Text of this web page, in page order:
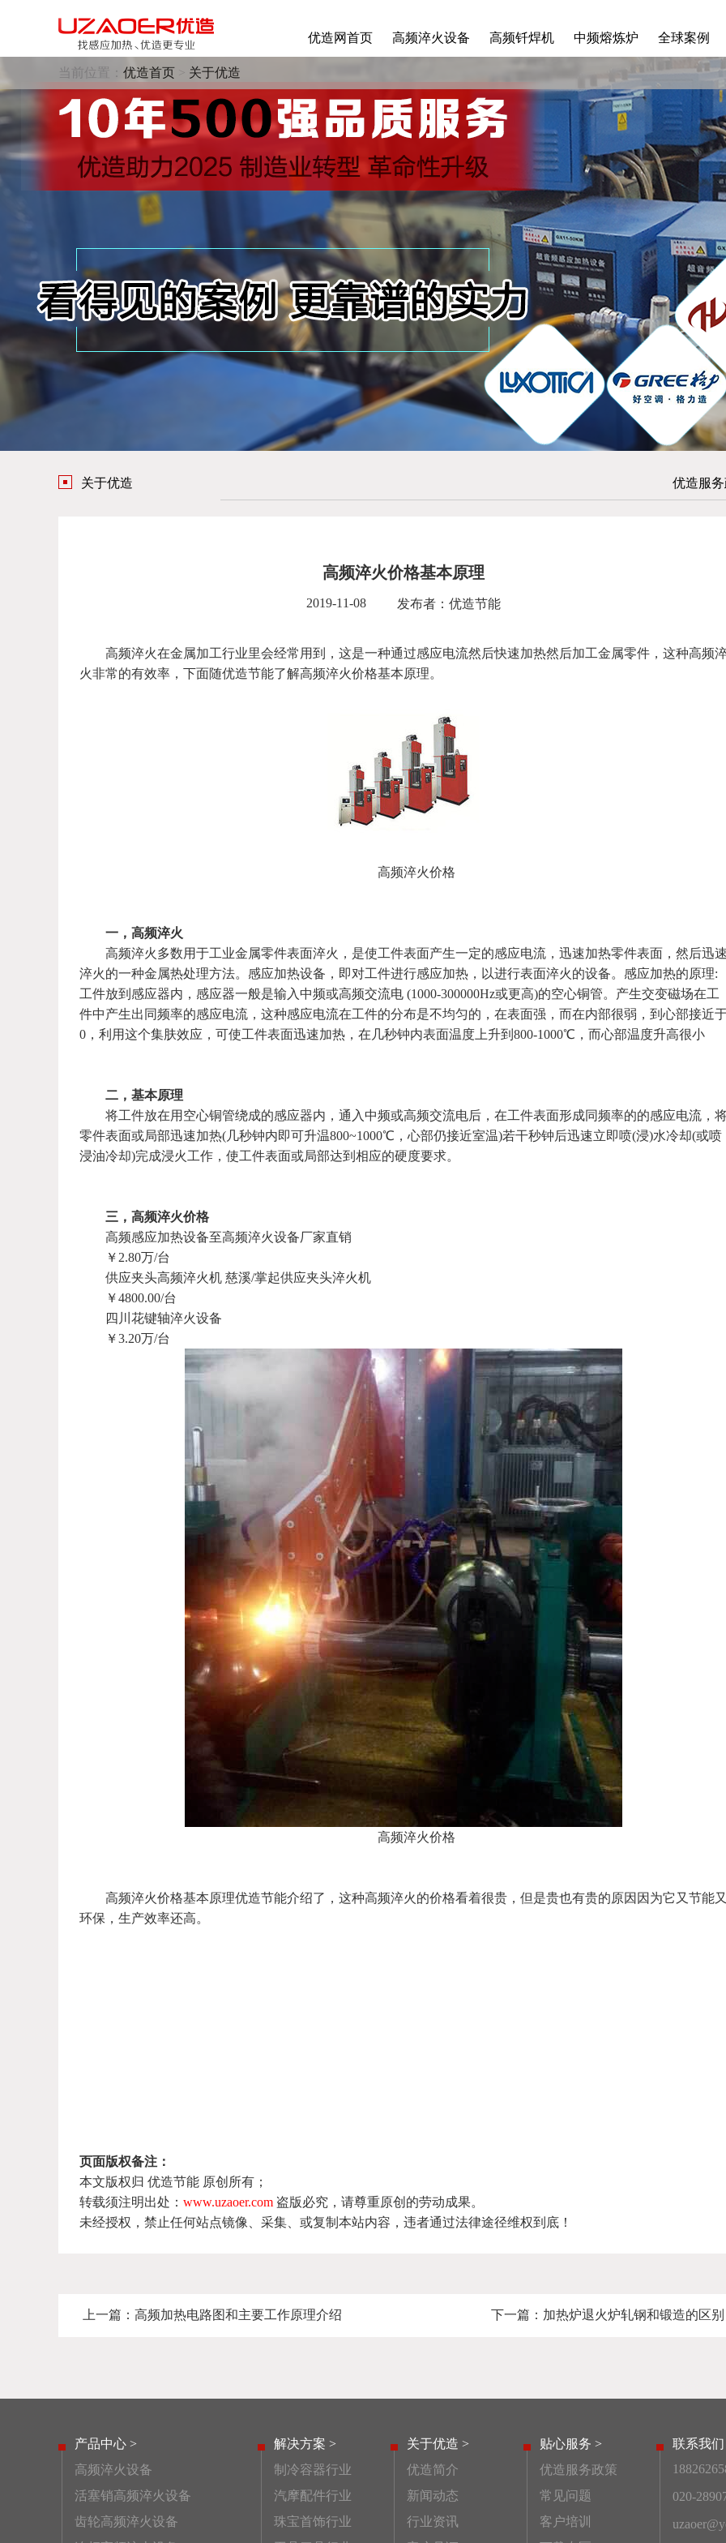
优造网首页 高频淬火设备 高频钎焊机 中频熔炼炉 全球案例
当前位置： 优造首页 > 关于优造
关于优造 优造服
高频淬火价格基本原理
2019-11-08 发布者：优造节能
高频淬火在金属加工行业里会经常用到，这是一种通过感应电流然后快速加热然后加工金属零件，这种高频
火非常的有效率，下面随优造节能了解高频淬火价格基本原理。
高频淬火价格
一，高频淬火
高频淬火多数用于工业金属零件表面淬火，是使工件表面产生一定的感应电流，迅速加热零件表面，然后迅
淬火的一种金属热处理方法。感应加热设备，即对工件进行感应加热，以进行表面淬火的设备。感应加热的原理:
工件放到感应器内，感应器一般是输入中频或高频交流电 (1000-300000Hz或更高)的空心铜管。产生交变磁场在工
件中产生出同频率的感应电流，这种感应电流在工件的分布是不均匀的，在表面强，而在内部很弱，到心部接近
0，利用这个集肤效应，可使工件表面迅速加热，在几秒钟内表面温度上升到800-1000℃，而心部温度升高很小
二，基本原理
将工件放在用空心铜管绕成的感应器内，通入中频或高频交流电后，在工件表面形成同频率的的感应电流，
零件表面或局部迅速加热(几秒钟内即可升温800~1000℃，心部仍接近室温)若干秒钟后迅速立即喷(浸)水冷却(或喷
浸油冷却)完成浸火工作，使工件表面或局部达到相应的硬度要求。
三，高频淬火价格
高频感应加热设备至高频淬火设备厂家直销
￥2.80万/台
供应夹头高频淬火机 慈溪/掌起供应夹头淬火机
￥4800.00/台
四川花键轴淬火设备
￥3.20万/台
高频淬火价格
高频淬火价格基本原理优造节能介绍了，这种高频淬火的价格看着很贵，但是贵也有贵的原因因为它又节能
环保，生产效率还高。
页面版权备注：
本文版权归 优造节能 原创所有；
转载须注明出处： www.uzaoer.com 盗版必究，请尊重原创的劳动成果。
未经授权，禁止任何站点镜像、采集、或复制本站内容，违者通过法律途径维权到底！
上一篇： 高频加热电路图和主要工作原理介绍 下一篇： 加热炉退火炉轧钢和锻造的区别
产品中心 >
高频淬火设备
活塞销高频淬火设备
齿轮高频淬火设备
解决方案 >
制冷容器行业
汽摩配件行业
珠宝首饰行业
关于优造 >
优造简介
新闻动态
行业资讯
贴心服务 >
优造服务政策
常见问题
客户培训
联系我
020-